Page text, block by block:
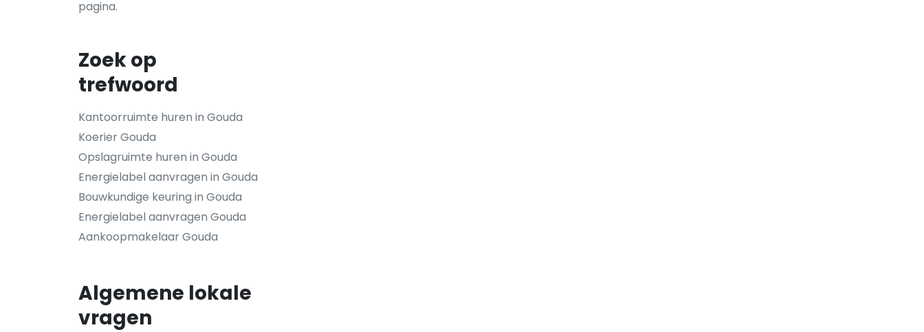
pagina.
Zoek op
trefwoord
Kantoorruimte huren in Gouda
Koerier Gouda
Opslagruimte huren in Gouda
Energielabel aanvragen in Gouda
Bouwkundige keuring in Gouda
Energielabel aanvragen Gouda
Aankoopmakelaar Gouda
Algemene lokale
vragen